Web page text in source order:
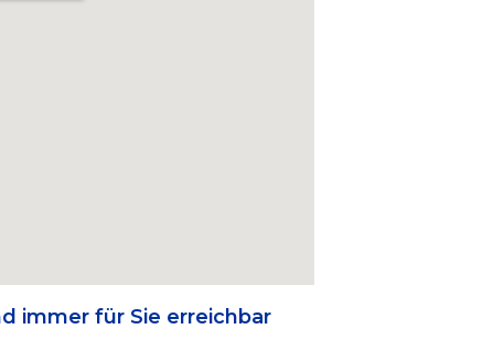
immer für Sie erreichbar